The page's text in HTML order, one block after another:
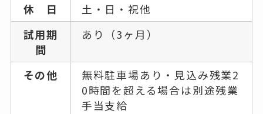
休 日
土・日・祝他
試用期
間
あり（3ヶ月）
その他
無料駐車場あり・見込み残業2
0時間を超える場合は別途残業
手当支給